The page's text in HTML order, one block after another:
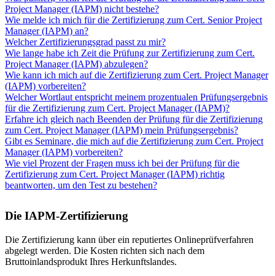
Project Manager (IAPM) nicht bestehe?
Wie melde ich mich für die Zertifizierung zum Cert. Senior Project
Manager (IAPM) an?
Welcher Zertifizierungsgrad passt zu mir?
Wie lange habe ich Zeit die Prüfung zur Zertifizierung zum Cert.
Project Manager (IAPM) abzulegen?
Wie kann ich mich auf die Zertifizierung zum Cert. Project Manager
(IAPM) vorbereiten?
Welcher Wortlaut entspricht meinem prozentualen Prüfungsergebnis
für die Zertifizierung zum Cert. Project Manager (IAPM)?
Erfahre ich gleich nach Beenden der Prüfung für die Zertifizierung
zum Cert. Project Manager (IAPM) mein Prüfungsergebnis?
Gibt es Seminare, die mich auf die Zertifizierung zum Cert. Project
Manager (IAPM) vorbereiten?
Wie viel Prozent der Fragen muss ich bei der Prüfung für die
Zertifizierung zum Cert. Project Manager (IAPM) richtig
beantworten, um den Test zu bestehen?
Die IAPM-Zertifizierung
Die Zertifizierung kann über ein reputiertes Onlineprüfverfahren
abgelegt werden. Die Kosten richten sich nach dem
Bruttoinlandsprodukt Ihres Herkunftslandes.